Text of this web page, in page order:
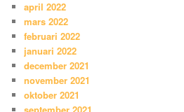
april 2022
mars 2022
februari 2022
januari 2022
december 2021
november 2021
oktober 2021